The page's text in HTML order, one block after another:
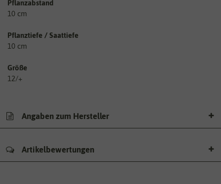
Pflanzabstand
10 cm
Pflanztiefe / Saattiefe
10 cm
Größe
12/+
Angaben zum Hersteller
Artikelbewertungen